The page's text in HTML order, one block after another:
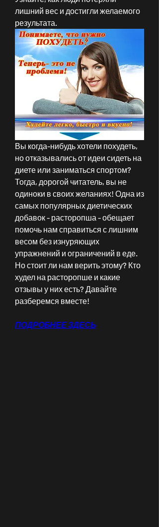
лишний вес и достигли желаемого
результата.
Вы когда-нибудь хотели похудеть,
но отказывались от идеи сидеть на
диете или заниматься спортом?
Тогда, дорогой читатель, вы не
одиноки в своих желаниях! Одна из
самых популярных диетических
добавок - расторопша - обещает
помочь нам справиться с лишним
весом без изнуряющих
упражнений и ограничений в еде.
Но стоит ли нам верить этому? Кто
худел на расторопше и какие
отзывы у них есть? Давайте
разберемся вместе!
ПОДРОБНЕЕ ЗДЕСЬ